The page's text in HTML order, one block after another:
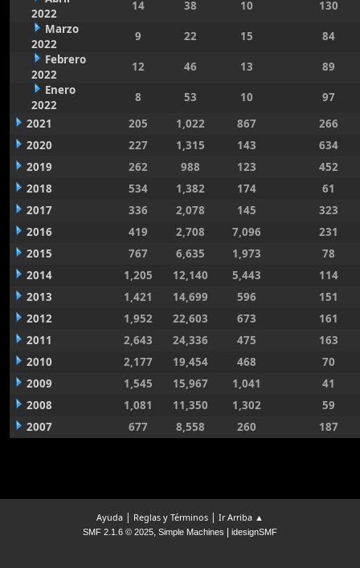
2022
14 38 10
130
Marzo
2022
9 22 15
84
Febrero
2022
12 46 13
89
Enero
2022
8 53 10
97
2021
205 1,022 867
266
2020
227 1,315 143
634
2019
262 988 123
452
2018
534 1,382 174
61
2017
336 2,078 145
323
2016
419 2,708 7,096
231
2015
767 6,635 1,973
78
2014
1,205 12,140 5,443
114
2013
1,421 14,699 596
151
2012
1,952 22,603 673
161
2011
2,643 24,336 475
163
2010
2,177 19,454 468
70
2009
1,545 15,967 1,041
41
2008
1,081 11,350 1,302
59
2007
677 8,558 260 187
Ayuda | Reglas y Términos | Ir Arriba ▲
SMF 2.1.6 © 2025, Simple Machines idesignSMF